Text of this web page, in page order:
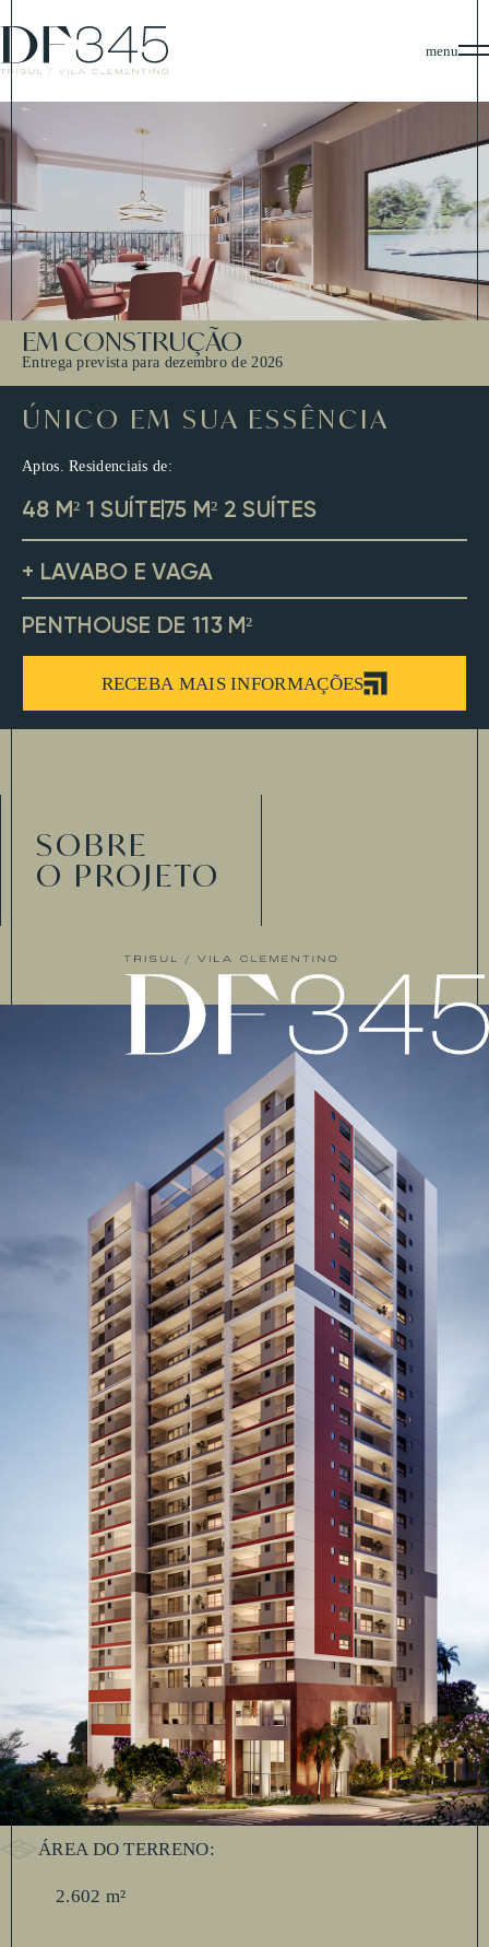
menu
EM CONSTRUÇÃO
Entrega prevista para dezembro de 2026
ÚNICO EM SUA ESSÊNCIA
Aptos. Residenciais de:
48 M² 1 SUÍTE75 M² 2 SUÍTES
+ LAVABO E VAGA
PENTHOUSE DE 113 M²
RECEBA MAIS INFORMAÇÕES
SOBRE
O PROJETO
ÁREA DO TERRENO:
2.602 m²
Fachada